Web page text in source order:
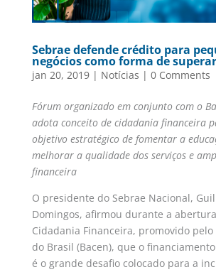
Sebrae defende crédito para
negócios como forma de
jan 20, 2019| Notícias | 0 Comments
Fórum organizado em conjunto com o
adota conceito de cidadania financeira
objetivo estratégico de fomentar a
melhorar a qualidade dos serviços e
financeira
O presidente do Sebrae Nacional,
Domingos, afirmou durante a
Cidadania Financeira, promovido pelo
do Brasil (Bacen), que o
é o grande desafio colocado para a